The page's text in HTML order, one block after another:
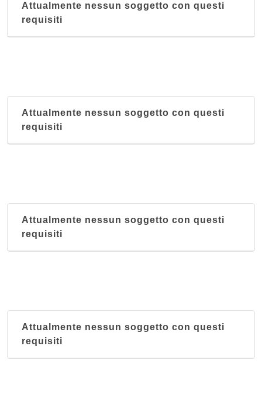
Attualmente nessun soggetto con questi
requisiti
Attualmente nessun soggetto con questi
requisiti
Attualmente nessun soggetto con questi
requisiti
Attualmente nessun soggetto con questi
requisiti